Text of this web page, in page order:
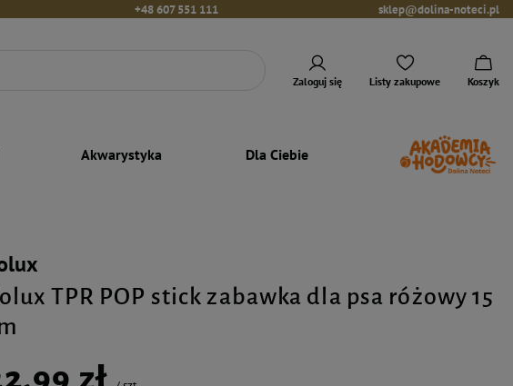
+48 607 551 111 sklep@dolina-noteci.pl
Zaloguj się Listy zakupowe Koszyk
Akwarystyka Dla Ciebie
TPR POP stick zabawka dla psa różowy 15
zł